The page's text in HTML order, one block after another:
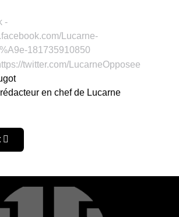
en chef de Lucarne
: Sudamericano U20 2025 :